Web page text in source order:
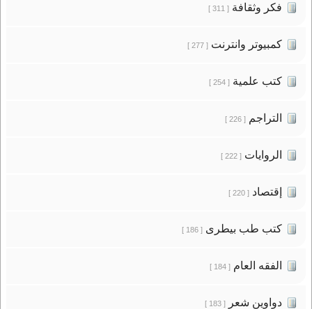
فكر وثقافة[ 311 ]
كمبيوتر وانترنت[ 277 ]
كتب علمية[ 254 ]
التراجم[ 226 ]
الروايات[ 222 ]
إقتصاد[ 220 ]
كتب طب بيطرى[ 186 ]
الفقه العام[ 184 ]
دواوين شعر[ 183 ]